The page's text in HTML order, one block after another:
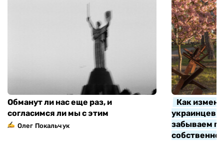
Обманут ли нас еще раз, и
согласимся ли мы с этим
Олег Покальчук
Как
украинцев
забываем